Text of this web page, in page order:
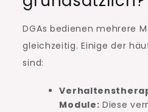
DGAs bedienen mehrere
gleichzeitig. Einige der
sind:
Module: Diese